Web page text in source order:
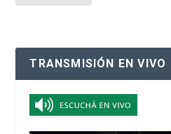
TRANSMISIÓN EN VIVO